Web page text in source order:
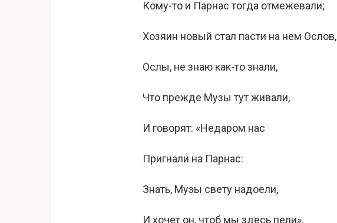
Кому-то и Парнас тогда отмежевали;
Хозяин новый стал пасти на нем Ослов,
Ослы, не знаю как-то знали,
Что прежде Музы тут живали,
И говорят: «Недаром нас
Пригнали на Парнас:
Знать, Музы свету надоели,
И хочет он, чтоб мы здесь пели».